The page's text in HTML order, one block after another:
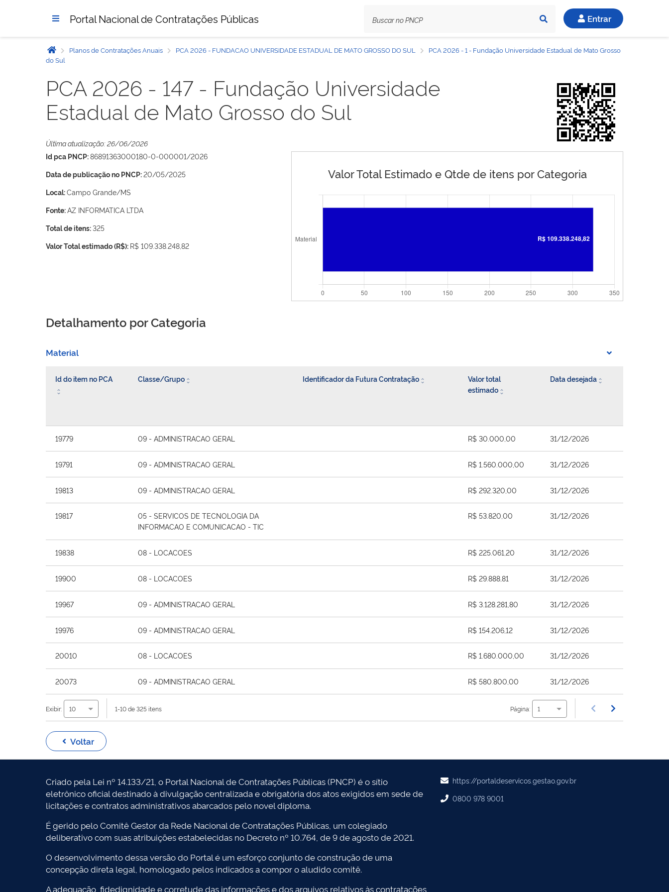
Portal Nacional de Contratações Públicas Entrar
Planos de Contratações Anuais PCA 2026 - FUNDACAO UNIVERSIDADE ESTADUAL DE MATO GROSSO DO SUL
PCA 2026 - 1 - Fundação Universidade Estadual de Mato Grosso
do Sul
PCA 2026 - 147 - Fundação Universidade
Estadual de Mato Grosso do Sul
Última atualização: 26/06/2026
Id pca PNCP:86891363000180-0-000001/2026
Data de publicação no PNCP:20/05/2025
Local:Campo Grande/MS
Fonte:AZ INFORMATICA LTDA
Total de itens:325
Valor Total estimado (R$): R$ 109.338.248,82
Valor Total Estimado e Qtde de itens por Categoria
Detalhamento por Categoria
Material
Id do item no PCA Classe/Grupo Identificador da Futura Contratação
Valor total
estimado
Data desejada
19779 09 - ADMINISTRACAO GERAL R$ 30.000,00 31/12/2026
19791 09 - ADMINISTRACAO GERAL R$ 1.560.000,00 31/12/2026
19813 09 - ADMINISTRACAO GERAL R$ 292.320,00 31/12/2026
19817
05 - SERVICOS DE TECNOLOGIA DA
INFORMACAO E COMUNICACAO - TIC
R$ 53.820,00 31/12/2026
19838 08 - LOCACOES R$ 225.061,20 31/12/2026
19900 08 - LOCACOES R$ 29.888,81 31/12/2026
19967 09 - ADMINISTRACAO GERAL R$ 3.128.281,80 31/12/2026
19976 09 - ADMINISTRACAO GERAL R$ 154.206,12 31/12/2026
20010 08 - LOCACOES R$ 1.680.000,00 31/12/2026
20073 09 - ADMINISTRACAO GERAL R$ 580.800,00 31/12/2026
Exibir: 10 1-10 de 325 itens Página: 1
Voltar
Criado pela Lei nº 14.133/21, o Portal Nacional de Contratações Públicas (PNCP) é o sítio
eletrônico oficial destinado à divulgação centralizada e obrigatória dos atos exigidos em sede de
licitações e contratos administrativos abarcados pelo novel diploma.
É gerido pelo Comitê Gestor da Rede Nacional de Contratações Públicas, um colegiado
deliberativo com suas atribuições estabelecidas no Decreto nº 10.764, de 9 de agosto de 2021.
O desenvolvimento dessa versão do Portal é um esforço conjunto de construção de uma
concepção direta legal, homologado pelos indicados a compor o aludido comitê.
A adequação, fidedignidade e corretude das informações e dos arquivos relativos às contratações
https://portaldeservicos.gestao.gov.br
0800 978 9001